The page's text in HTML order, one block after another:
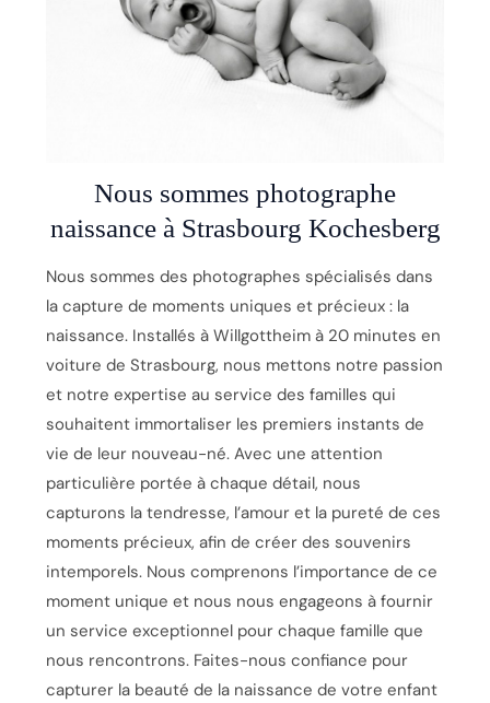
Nous sommes photographe
naissance à Strasbourg Kochesberg
Nous sommes des photographes spécialisés dans
la capture de moments uniques et précieux : la
naissance. Installés à Willgottheim à 20 minutes en
voiture de Strasbourg, nous mettons notre passion
et notre expertise au service des familles qui
souhaitent immortaliser les premiers instants de
vie de leur nouveau-né. Avec une attention
particulière portée à chaque détail, nous
capturons la tendresse, l’amour et la pureté de ces
moments précieux, afin de créer des souvenirs
intemporels. Nous comprenons l’importance de ce
moment unique et nous nous engageons à fournir
un service exceptionnel pour chaque famille que
nous rencontrons. Faites-nous confiance pour
capturer la beauté de la naissance de votre enfant